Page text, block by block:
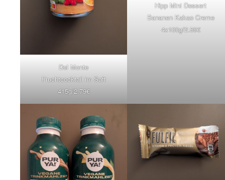
Del Monte
Fruchtcocktail im Saft
415g/2.79€
Hipp Mini Dessert
Bananen Kakao Creme
4x100g/2.59€